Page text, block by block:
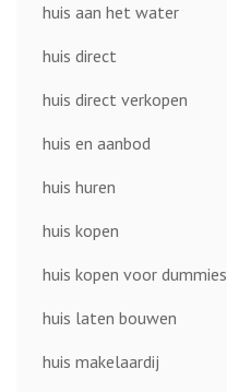
huis aan het water
huis direct
huis direct verkopen
huis en aanbod
huis huren
huis kopen
huis kopen voor dummies
huis laten bouwen
huis makelaardij